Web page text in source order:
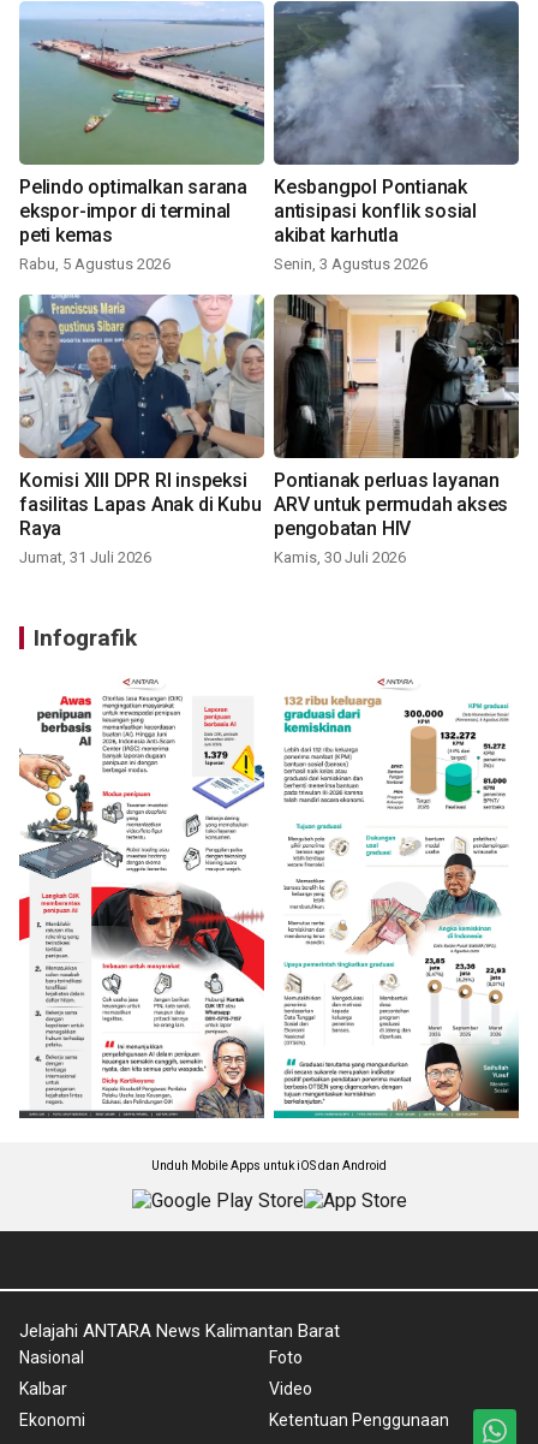
Pelindo optimalkan sarana
ekspor-impor di terminal
peti kemas
Rabu, 5 Agustus 2026
Kesbangpol Pontianak
antisipasi konflik sosial
akibat karhutla
Senin, 3 Agustus 2026
Komisi XIII DPR RI inspeksi
fasilitas Lapas Anak di Kubu
Raya
Jumat, 31 Juli 2026
Pontianak perluas layanan
ARV untuk permudah akses
pengobatan HIV
Kamis, 30 Juli 2026
Infografik
Unduh Mobile Apps untuk iOS dan Android
Jelajahi ANTARA News Kalimantan Barat
Nasional
Kalbar
Ekonomi
Foto
Video
Ketentuan Penggunaan